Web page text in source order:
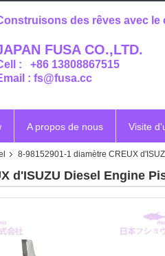
des rêves avec
FUSA CO.,LTD.
: +86 13808867515
: fs@fusa.cc
A propos de nous Visite
8-98152901-1 diamètre CREUX
d'ISUZU Diesel Engine